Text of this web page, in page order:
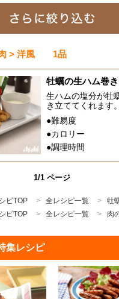
肉 > 洋風 1品
牡蠣の生ハム巻
生ハムの塩分が牡
き立ててくれます。
●難易度
●カロリー
●調理時間
1/1 ページ
ピTOP 全レシピ一覧
牡
ピTOP
全レシピ一覧 肉
集レシピ